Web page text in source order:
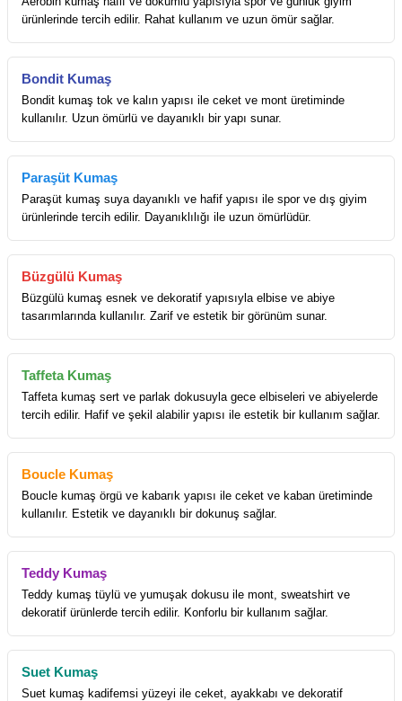
ürünlerinde tercih edilir. Rahat kullanım ve uzun ömür sağlar.
Bondit Kumaş
Bondit kumaş tok ve kalın yapısı ile ceket ve mont üretiminde
kullanılır. Uzun ömürlü ve dayanıklı bir yapı sunar.
Paraşüt Kumaş
Paraşüt kumaş suya dayanıklı ve hafif yapısı ile spor ve dış giyim
ürünlerinde tercih edilir. Dayanıklılığı ile uzun ömürlüdür.
Büzgülü Kumaş
Büzgülü kumaş esnek ve dekoratif yapısıyla elbise ve abiye
tasarımlarında kullanılır. Zarif ve estetik bir görünüm sunar.
Taffeta Kumaş
Taffeta kumaş sert ve parlak dokusuyla gece elbiseleri ve abiyelerde
tercih edilir. Hafif ve şekil alabilir yapısı ile estetik bir kullanım sağlar.
Boucle Kumaş
Boucle kumaş örgü ve kabarık yapısı ile ceket ve kaban üretiminde
kullanılır. Estetik ve dayanıklı bir dokunuş sağlar.
Teddy Kumaş
Teddy kumaş tüylü ve yumuşak dokusu ile mont, sweatshirt ve
dekoratif ürünlerde tercih edilir. Konforlu bir kullanım sağlar.
Suet Kumaş
Suet kumaş kadifemsi yüzeyi ile ceket, ayakkabı ve dekoratif